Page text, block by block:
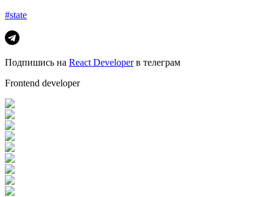
#state
Подпишись на React Developerв телеграм
Frontend developer